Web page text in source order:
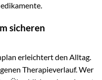
sicheren
erleichtert den Alltag.
Therapieverlauf. Wer